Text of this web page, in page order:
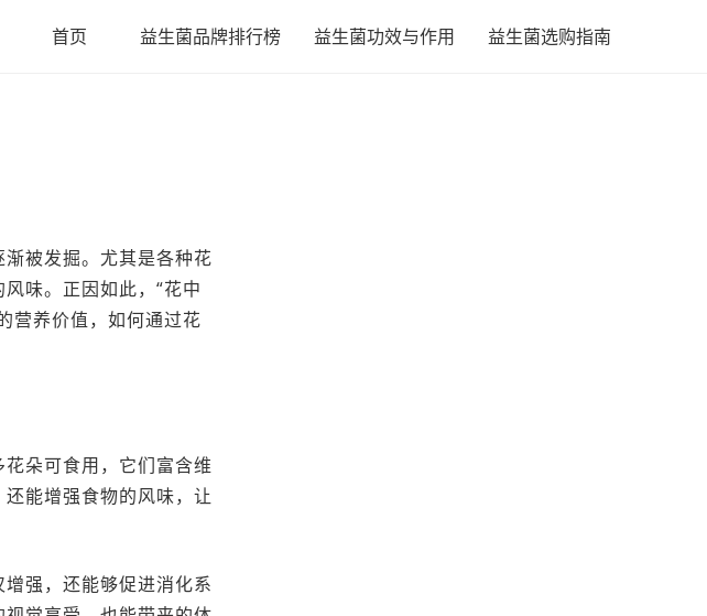
首页 益生菌品牌排行榜 益生菌功效与作用 益生菌选购指南
被发掘。尤其是各种花
味。正因如此，“花中
营养价值，如何通过花
朵可食用，它们富含维
能增强食物的风味，让
强，还能够促进消化系